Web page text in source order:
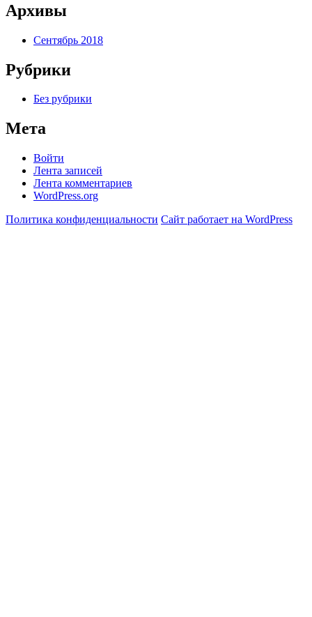
Архивы
Сентябрь 2018
Рубрики
Без рубрики
Мета
Войти
Лента записей
Лента комментариев
WordPress.org
Политика конфиденциальности Сайт работает на WordPress